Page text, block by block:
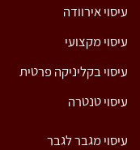
עיסוי אירוודה
עיסוי מקצועי
עיסוי בקליניקה פרטית
עיסוי טנטרה
עיסוי מגבר לגבר